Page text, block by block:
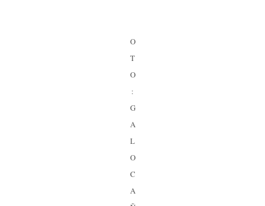
O
T
O
:
G
A
L
O
C
A